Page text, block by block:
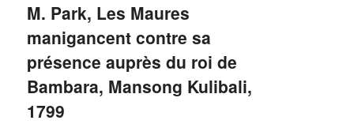
M. Park, Les Maures
manigancent contre sa
présence auprès du roi de
Bambara, Mansong Kulibali,
1799